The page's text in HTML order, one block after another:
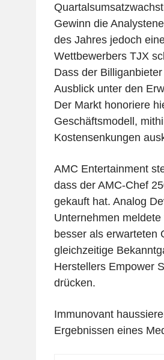
Gewinn die
des Jahres jedoch
Wettbewerbers TJX
Dass der
Ausblick unter den
Der Markt honoriere
Geschäftsmodell,
Kostensenkungen
AMC Entertainment
dass der AMC-Chef
gekauft hat. Analog
Unternehmen
besser als erwarteten
gleichzeitige
Herstellers Empower
drücken.
Immunovant
Ergebnissen eines